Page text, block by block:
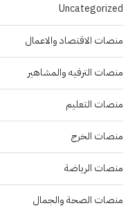
Uncategorized
منصات الاقتصاد والاعمال
منصات الترفيه والمشاهير
منصات التعليم
منصات الخرج
منصات الرياضة
منصات الصحة والجمال